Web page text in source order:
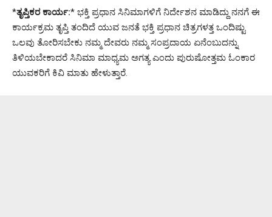
*ತೃಪ್ತಿಕರ ಕಾರ್ಯ:* ಭಕ್ತಿ ಪ್ರಧಾನ ಸಿನಿಮಾಗಳಿಗೆ ನಿರ್ದೇಶನ ಮಾಡಿದ್ದು ನನಗೆ ಈ
ಕಾರ್ಯಕ್ರಮ ತೃಪ್ತಿ ತಂದಿದೆ ಯುವ ಜನತೆ ಭಕ್ತಿ ಪ್ರಧಾನ ಚಿತ್ರಗಳತ್ತ ಒಂದಿಷ್ಟು
ಒಲವು ತೋರಿಸಬೇಕು ನಮ್ಮ ದೇವರು ನಮ್ಮ ಸಂಪ್ರದಾಯ ಏನೆಂಬುದನ್ನು
ತಿಳಿಯಬೇಕಾದರೆ ಸಿನಿಮಾ ಮಾಧ್ಯಮ ಅಗತ್ಯ ಎಂದು ಪುರುಷೋತ್ತಮ ಓಂಕಾರ
ಯುವಕರಿಗೆ ಕಿವಿ ಮಾತು ಹೇಳುತ್ತಾರೆ.